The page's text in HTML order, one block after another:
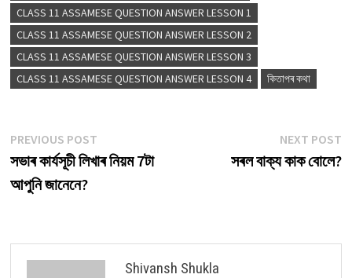
CLASS 11 ASSAMESE QUESTION ANSWER LESSON 1
CLASS 11 ASSAMESE QUESTION ANSWER LESSON 2
CLASS 11 ASSAMESE QUESTION ANSWER LESSON 3
CLASS 11 ASSAMESE QUESTION ANSWER LESSON 4
কিতাপৰ কথা
Post
navigation
PREVIOUS POSTPrevious
post:
সভাৰ কাৰ্যসূচী লিখাৰ নিয়ম 7টা
আপুনি জানেনে?
NEXT POST
সৰল বাক্য কাক বোলে?
Shivansh Shukla